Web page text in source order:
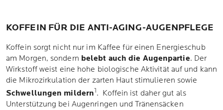
KOFFEIN FÜR DIE ANTI-AGING-AUGENPFLEGE
Koffein sorgt nicht nur im Kaffee für einen Energieschub
am Morgen, sondern belebt auch die Augenpartie. Der
Wirkstoff weist eine hohe biologische Aktivität auf und kann
die Mikrozirkulation der zarten Haut stimulieren sowie
Schwellungen mildern1. Koffein ist daher gut als
Unterstützung bei Augenringen und Tränensäcken